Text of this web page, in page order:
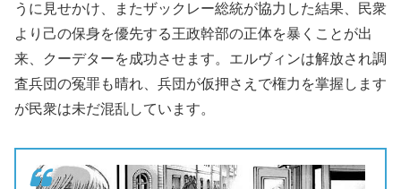
うに見せかけ、またザックレー総統が協力した結果、民衆
より己の保身を優先する王政幹部の正体を暴くことが出
来、クーデターを成功させます。エルヴィンは解放され調
査兵団の冤罪も晴れ、兵団が仮押さえで権力を掌握します
が民衆は未だ混乱しています。